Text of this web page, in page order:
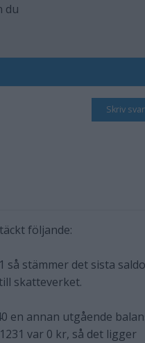
du
Skriv svar
följande:
så stämmer det sista
skatteverket.
en annan utgående
var 0 kr, så det ligger